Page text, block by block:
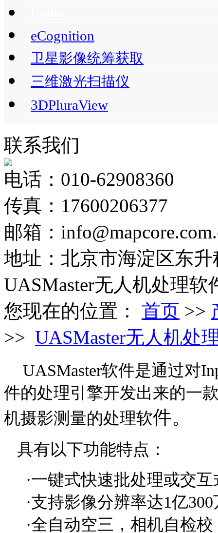
eCognition
卫星影像统筹获取
三维激光扫描仪
3DPluraView
联系我们
电话：010-62908360
传真：17600206377
邮箱：
地址：北京市海淀区东
UASMaster无人机处理软
您现在的位置： 首页 >>
>> UASMaster无人机处
UASMaster软件是通过对
件的处理引擎开发出来的一
机摄影测量的处理软件。
具有以下功能特点：
·一键式快速批处理或交互
·支持影像分辨率达1亿300
·全自动空三，相机自检校